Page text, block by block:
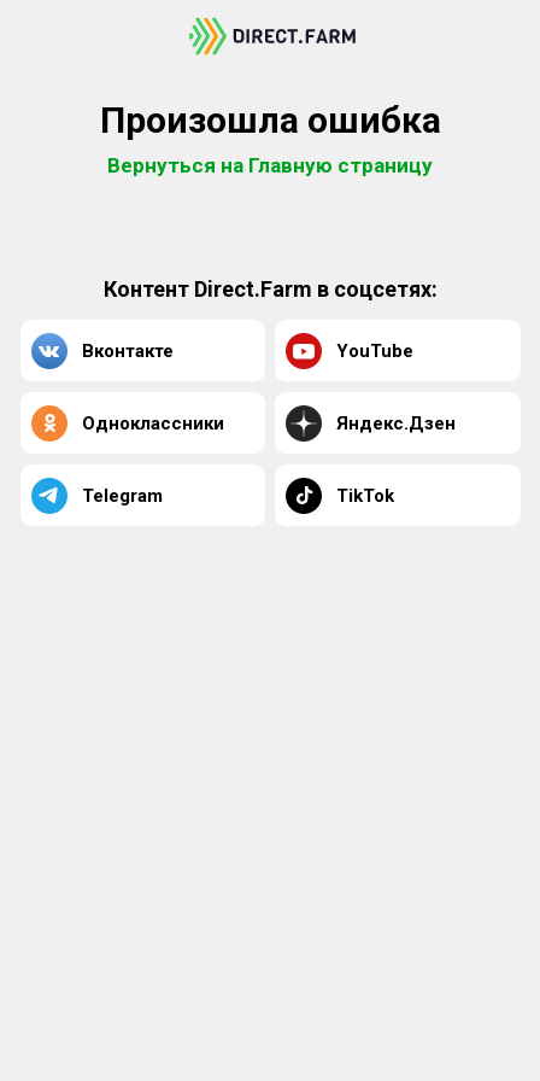
Произошла ошибка
Вернуться на Главную страницу
Контент Direct.Farm в соцсетях:
Вконтакте YouTube
Одноклассники Яндекс.Дзен
Telegram TikTok